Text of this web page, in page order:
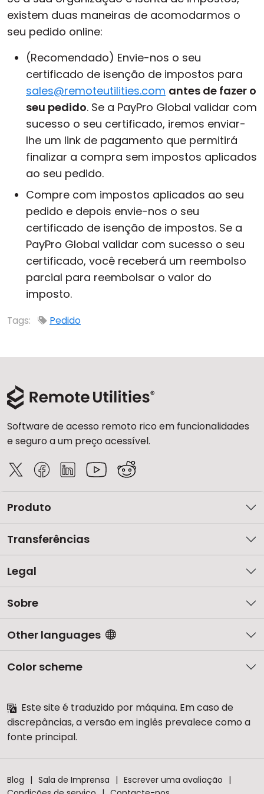
existem duas maneiras de acomodarmos o
seu pedido online:
(Recomendado) Envie-nos o seu
certificado de isenção de impostos para
sales@remoteutilities.com antes de fazer o
seu pedido. Se a PayPro Global validar com
sucesso o seu certificado, iremos enviar-
lhe um link de pagamento que permitirá
finalizar a compra sem impostos aplicados
ao seu pedido.
Compre com impostos aplicados ao seu
pedido e depois envie-nos o seu
certificado de isenção de impostos. Se a
PayPro Global validar com sucesso o seu
certificado, você receberá um reembolso
parcial para reembolsar o valor do
imposto.
Tags: Pedido
Software de acesso remoto rico em funcionalidades
e seguro a um preço acessível.
Produto
Transferências
Legal
Sobre
Other languages
Color scheme
Este site é traduzido por máquina. Em caso de
discrepâncias, a versão em inglês prevalece como a
fonte principal.
Blog Sala de Imprensa
Escrever uma avaliação
Nuvem & Local